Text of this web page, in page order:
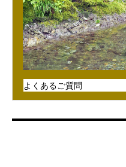
よくあるご質問